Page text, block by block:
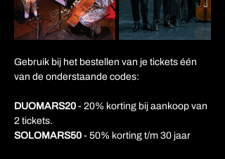
Gebruik bij het bestellen van je tickets één
van de onderstaande codes:
DUOMARS20 - 20% korting bij aankoop van
2 tickets.
SOLOMARS50 - 50% korting t/m 30 jaar